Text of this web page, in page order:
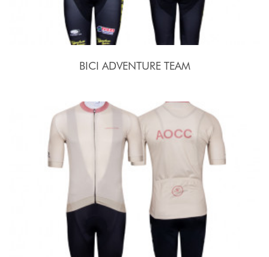
BICI ADVENTURE TEAM